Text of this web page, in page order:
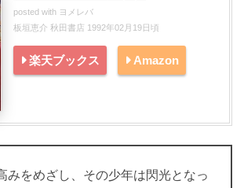
posted with ヨメレバ
板垣恵介 秋田書店 1992年02月19日頃
楽天ブックス Amazon
みをめざし、その少年は閃光となっ